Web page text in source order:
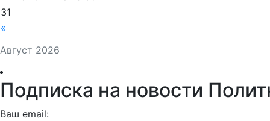
Август 2026
«
31
Подписка на новости
Ваш email: